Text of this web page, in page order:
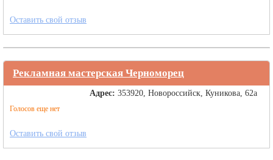
Оставить свой отзыв
Рекламная мастерская Черноморец
Голосов еще нет
Адрес: 353920, Новороссийск, Куникова, 62а
Оставить свой отзыв